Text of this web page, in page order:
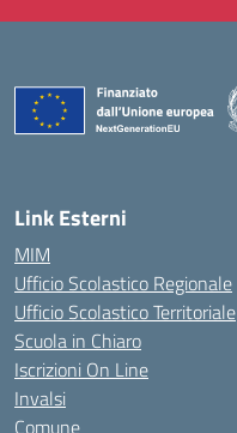
Link Esterni
MIM
Ufficio Scolastico Regionale
Ufficio Scolastico Territoriale
Scuola in Chiaro
Iscrizioni On Line
Invalsi
Comune